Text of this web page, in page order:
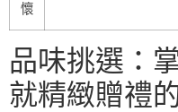
懷
品味挑選：
就精緻贈禮